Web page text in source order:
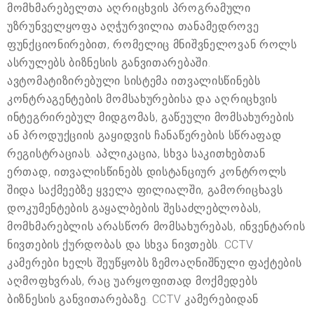
მომხმარებელთა აღრიცხვის პროგრამული
უზრუნველყოფა აღჭურვილია თანამედროვე
ფუნქციონირებით, რომელიც მნიშვნელოვან როლს
ასრულებს ბიზნესის განვითარებაში.
ავტომატიზირებული სისტემა ითვალისწინებს
კონტრაგენტების მომსახურებისა და აღრიცხვის
ინტეგრირებულ მიდგომას, გაწეული მომსახურების
ან პროდუქციის გაყიდვის ჩანაწერების სწრაფად
რეგისტრაციას. აპლიკაცია, სხვა საკითხებთან
ერთად, ითვალისწინებს დისტანციურ კონტროლს
შიდა საქმეებზე ყველა ფილიალში, გამორიცხავს
დოკუმენტების გაყალბების შესაძლებლობას,
მომხმარებლის არასწორ მომსახურებას, ინვენტარის
ნივთების ქურდობას და სხვა ნივთებს. CCTV
კამერები ხელს შეუწყობს ზემოაღნიშნული ფაქტების
აღმოფხვრას, რაც უარყოფითად მოქმედებს
ბიზნესის განვითარებაზე. CCTV კამერებიდან